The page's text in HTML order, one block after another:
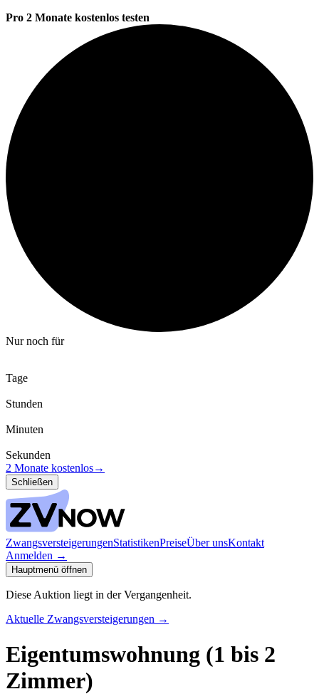
Pro 2 Monate kostenlos testen
Nur noch für
Tage
Stunden
Minuten
Sekunden
2 Monate kostenlos→
Schließen
ZwangsversteigerungenStatistikenPreiseÜber unsKontakt
Anmelden →
Hauptmenü öffnen
Diese Auktion liegt in der Vergangenheit.
Aktuelle Zwangsversteigerungen →
Eigentumswohnung (1 bis 2
Zimmer)